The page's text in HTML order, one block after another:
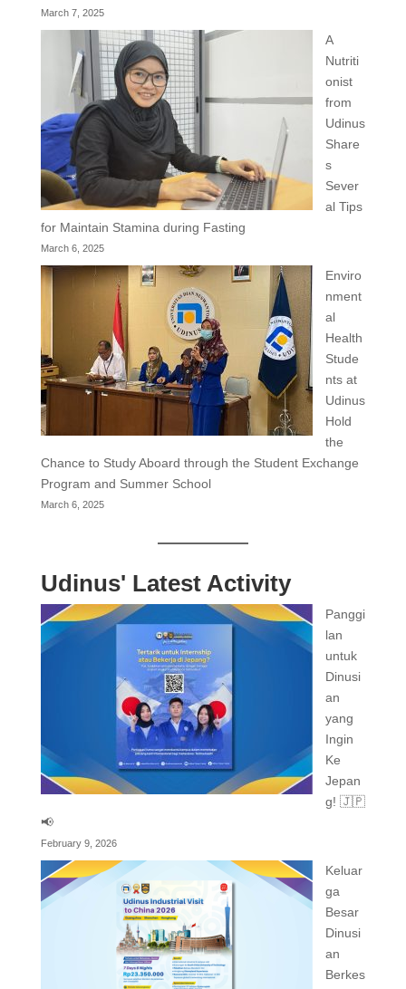
March 7, 2025
A
Nutriti
onist
from
Udinus
Share
s
Sever
al Tips
for Maintain Stamina during Fasting
March 6, 2025
Enviro
nment
al
Health
Stude
nts at
Udinus
Hold
the
Chance to Study Aboard through the Student Exchange
Program and Summer School
March 6, 2025
Udinus' Latest Activity
Panggi
lan
untuk
Dinusi
an
yang
Ingin
Ke
Jepan
g! 🇯🇵
📢
February 9, 2026
Keluar
ga
Besar
Dinusi
an
Berkes